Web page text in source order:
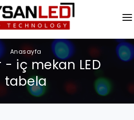
Anasayfa
- iç mekan LED
tabela